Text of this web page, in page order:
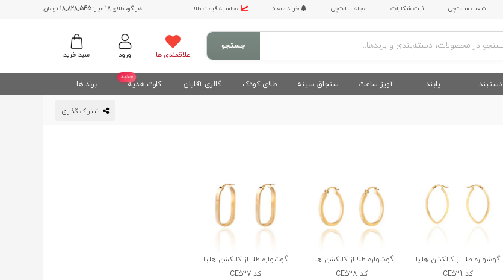
شعب ساعتچی ثبت شکایات مجله ساعتچی خرید عمده محاسبه قیمت طلا هر گرم طلای 18 عیار: 18,828,545 تومان
سبد خرید ورود علاقمندی ها
جستجو
دستبند پابند آویز ساعت سنجاق سینه طلای کودک گالری آقایان کارت هدیه
جدید
برند ها
گوشواره طلا از کالکشن هلیا
کد CE529
گوشواره طلا از کالکشن هلیا
کد CE528
گوشواره طلا از کالکشن هلیا
کد CE527